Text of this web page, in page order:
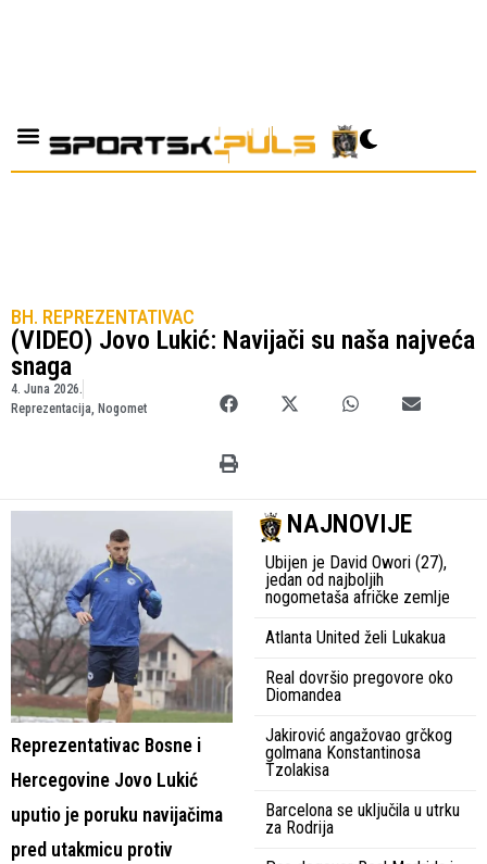
BH. REPREZENTATIVAC
(VIDEO) Jovo Lukić: Navijači su naša najveća
snaga
4. Juna 2026.
Reprezentacija Nogomet
Reprezentativac Bosne i
Hercegovine Jovo Lukić
uputio je poruku navijačima
pred utakmicu protiv
NAJNOVIJE
Ubijen je David Owori (27),
jedan od najboljih
nogometaša afričke zemlje
Atlanta United želi Lukakua
Real dovršio pregovore oko
Diomandea
Jakirović angažovao grčkog
golmana Konstantinosa
Tzolakisa
Barcelona se uključila u utrku
za Rodrija